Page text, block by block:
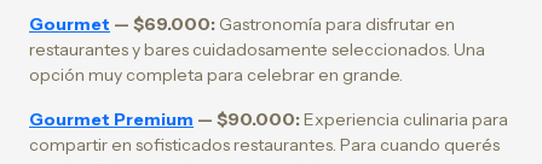
Gourmet — $69.000: Gastronomía para disfrutar en
restaurantes y bares cuidadosamente seleccionados. Una
opción muy completa para celebrar en grande.
Gourmet Premium — $90.000:Experiencia culinaria para
compartir en sofisticados restaurantes. Para cuando querés